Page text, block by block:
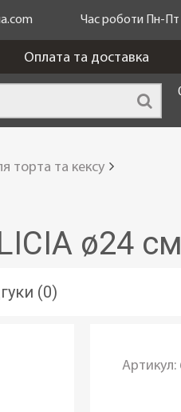
Час роботи Пн-Пт
Оплата та доставка
торта та кексу
ø24
(0)
Артикул: